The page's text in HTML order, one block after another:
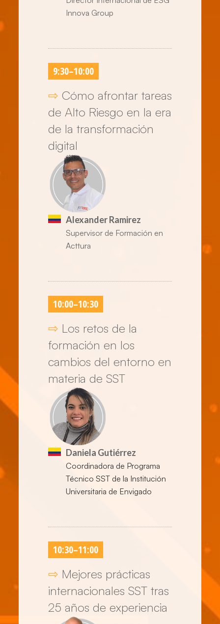
Innova Group
9:30–10:00
⇨ Cómo afrontar tareas
de Alto Riesgo en la era
de la transformación
digital
Alexander Ramirez
Supervisor de Formación en
Acttura
10:00–10:30
⇨ Los retos de la
formación en los
cambios del entorno en
materia de SST
Daniela Gutiérrez
Coordinadora de Programa
Técnico SST de la Institución
Universitaria de Envigado
10:30–11:00
⇨ Mejores prácticas
internacionales SST tras
25 años de experiencia